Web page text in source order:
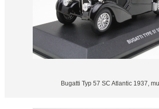
Bugatti Typ 57 SC Atlantic 1937,